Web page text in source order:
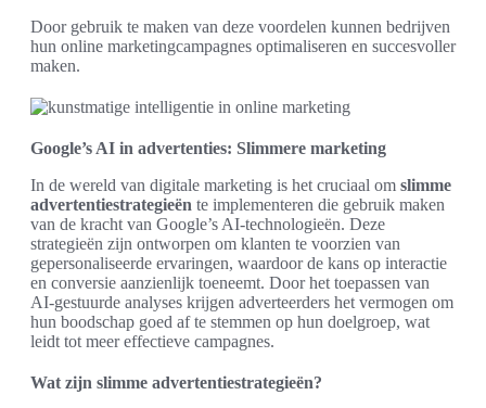
Door gebruik te maken van deze voordelen kunnen bedrijven
hun online marketingcampagnes optimaliseren en succesvoller
maken.
Google’s AI in advertenties: Slimmere marketing
In de wereld van digitale marketing is het cruciaal om slimme
advertentiestrategieën te implementeren die gebruik maken
van de kracht van Google’s AI-technologieën. Deze
strategieën zijn ontworpen om klanten te voorzien van
gepersonaliseerde ervaringen, waardoor de kans op interactie
en conversie aanzienlijk toeneemt. Door het toepassen van
AI-gestuurde analyses krijgen adverteerders het vermogen om
hun boodschap goed af te stemmen op hun doelgroep, wat
leidt tot meer effectieve campagnes.
Wat zijn slimme advertentiestrategieën?